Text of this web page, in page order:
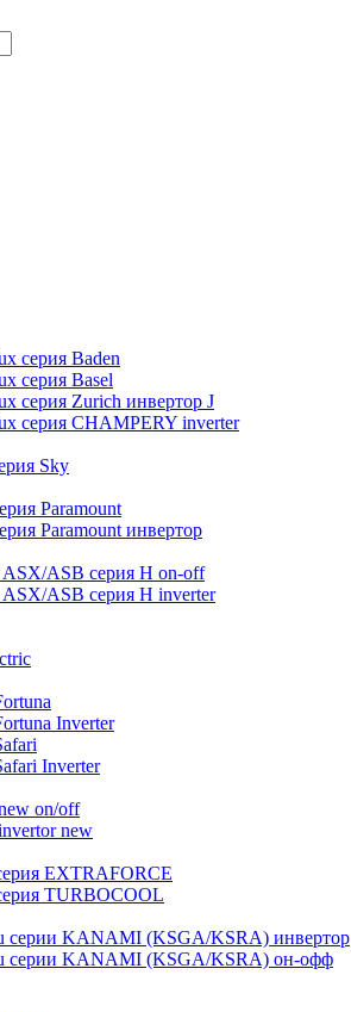
серия Baden
серия Basel
серия Zurich инвертор J
серия CHAMPERY inverter
Sky
Paramount
Paramount инвертор
ASX/ASB серия Н on-off
ASB серия Н inverter
Inverter
Inverter
on/off
new
EXTRAFORCE
TURBOCOOL
серии KANAMI (KSGA/KSRA) инвертор
серии KANAMI (KSGA/KSRA) он-офф